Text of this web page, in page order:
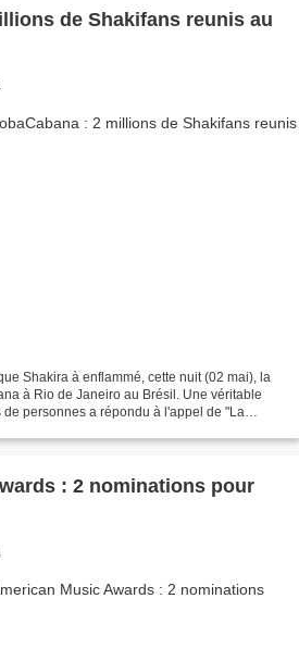
de Shakifans reunis au
Shakira à enflammé, cette nuit (02 mai), la
à Rio de Janeiro au Brésil. Une véritable
personnes a répondu à l'appel de "La
: 2 nominations pour